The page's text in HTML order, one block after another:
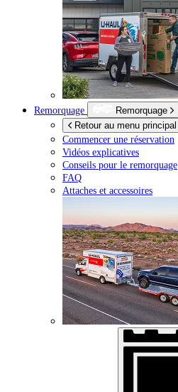
Remorquage
Remorquage
Retour au menu principal
Commencer une réservation
Vidéos explicatives
Conseils pour le remorquage
FAQ
Attaches et accessoires